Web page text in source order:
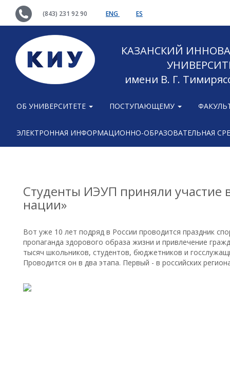
(843) 231 92 90 ENG ES
КАЗАНСКИЙ
имени В. Г.
ОБ УНИВЕРСИТЕТЕ ПОСТУПАЮЩЕМУ
ЭЛЕКТРОННАЯ ИНФОРМАЦИОННО-ОБРАЗОВАТЕЛЬНАЯ
Студенты ИЭУП приняли участие
нации»
Вот уже 10 лет подряд в России проводится праздник
пропаганда здорового образа жизни и привлечение
тысяч школьников, студентов, бюджетников и
Проводится он в два этапа. Первый - в российских